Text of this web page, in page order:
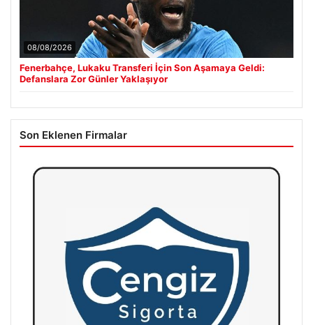
08/08/2026
Fenerbahçe, Lukaku Transferi İçin Son Aşamaya Geldi:
Defanslara Zor Günler Yaklaşıyor
Son Eklenen Firmalar